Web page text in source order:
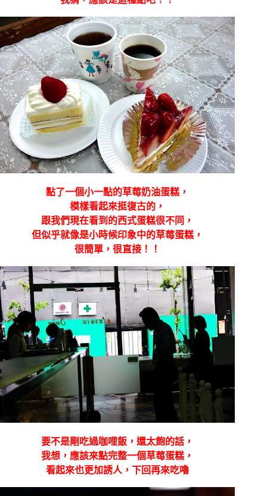
點了一個小一點的草莓奶油蛋糕，
模樣看起來挺復古的，
跟我們現在看到的西式蛋糕很不同，
但似乎就像是小時候印象中的草莓蛋糕，
很簡單，很直接！！
要不是剛吃過咖哩飯，還太飽的話，
我想，應該來點完整一個草莓蛋糕，
看起來也更加誘人，下回再來吃嚕